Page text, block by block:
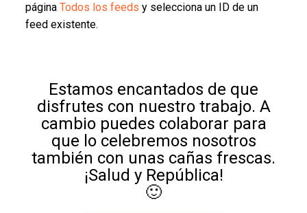
página Todos los feeds y selecciona un ID de un
feed existente.
Estamos encantados de que
disfrutes con nuestro trabajo. A
cambio puedes colaborar para
que lo celebremos nosotros
también con unas cañas frescas.
¡Salud y República!
🙂